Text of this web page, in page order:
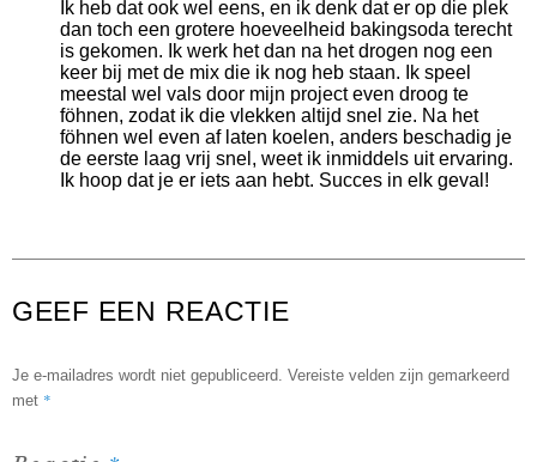
Ik heb dat ook wel eens, en ik denk dat er op die plek
dan toch een grotere hoeveelheid bakingsoda terecht
is gekomen. Ik werk het dan na het drogen nog een
keer bij met de mix die ik nog heb staan. Ik speel
meestal wel vals door mijn project even droog te
föhnen, zodat ik die vlekken altijd snel zie. Na het
föhnen wel even af laten koelen, anders beschadig je
de eerste laag vrij snel, weet ik inmiddels uit ervaring.
Ik hoop dat je er iets aan hebt. Succes in elk geval!
GEEF EEN REACTIE
Je e-mailadres wordt niet gepubliceerd. Vereiste velden zijn gemarkeerd
met *